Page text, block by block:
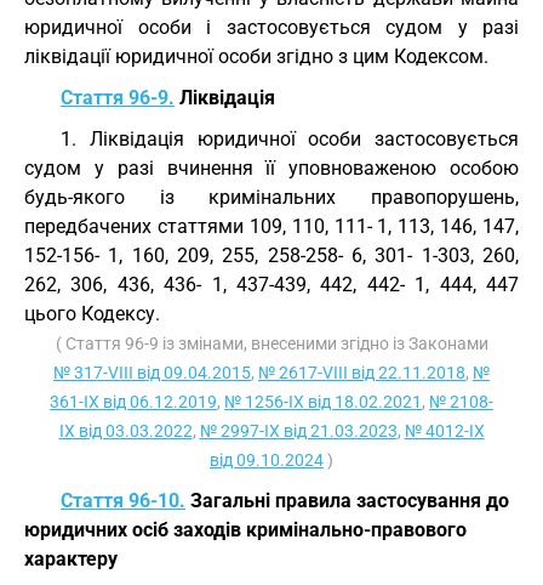
юридичної особи і застосовується судом у разі
ліквідації юридичної особи згідно з цим Кодексом.
Стаття 96-9. Ліквідація
1. Ліквідація юридичної особи застосовується
судом у разі вчинення її уповноваженою особою
будь-якого із кримінальних правопорушень,
передбачених статтями 109, 110, 111- 1, 113, 146, 147,
152-156- 1, 160, 209, 255, 258-258- 6, 301- 1-303, 260,
262, 306, 436, 436- 1, 437-439, 442, 442- 1, 444, 447
цього Кодексу.
( Стаття 96-9 із змінами, внесеними згідно із Законами
№ 317-VIII від 09.04.2015, № 2617-VIII від 22.11.2018, №
361-IX від 06.12.2019, № 1256-IX від 18.02.2021 , № 2108-
IX від 03.03.2022, № 2997-IX від 21.03.2023, № 4012-IX
від 09.10.2024)
Стаття 96-10. Загальні правила застосування до
юридичних осіб заходів кримінально-правового
характеру